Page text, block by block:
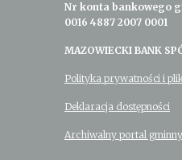
Nr konta bankowego
0016 4887 2007 0001
MAZOWIECKI BANK
Polityka prywatności i
Deklaracja dostępności
Archiwalny portal